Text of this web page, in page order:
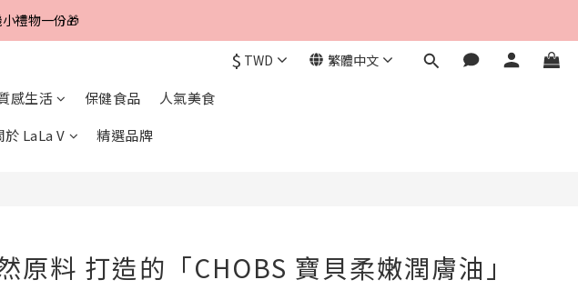
購皆贈100元
禮物一份🎁
$ TWD 繁體中文
感生活 保健食品
人氣美食
於 LaLa V 精選品牌
料 打造的「CHOBS 寶貝柔嫩潤膚油」